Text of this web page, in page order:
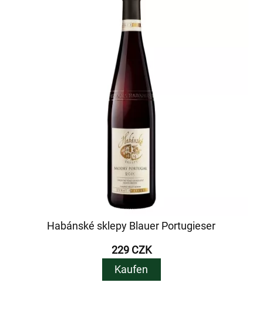
Habánské sklepy Blauer Portugieser
229 CZK
Kaufen